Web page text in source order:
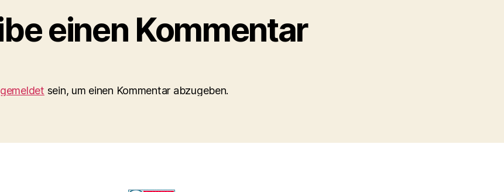
einen Kommentar
sein, um einen Kommentar abzugeben.